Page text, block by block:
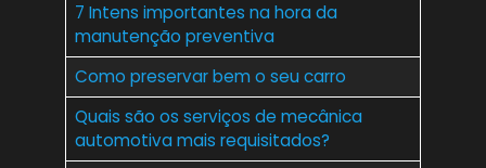
7 Intens importantes na hora da
manutenção preventiva
Como preservar bem o seu carro
Quais são os serviços de mecânica
automotiva mais requisitados?